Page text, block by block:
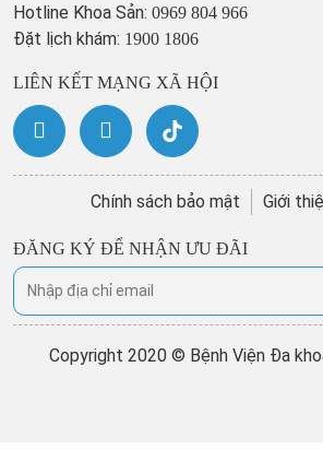
Hotline Khoa Sản: 0969 804 966
Đặt lịch khám: 1900 1806
LIÊN KẾT MẠNG XÃ HỘI
Chính sách bảo mật Giới
ĐĂNG KÝ ĐỂ NHẬN ƯU ĐÃI
Copyright 2020 © Bệnh Viện Đa